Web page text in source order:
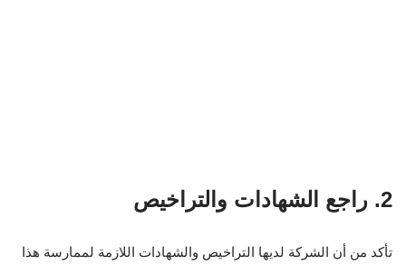
2. راجع الشهادات والتراخيص
تأكد من أن الشركة لديها التراخيص والشهادات اللازمة لممارسة هذا